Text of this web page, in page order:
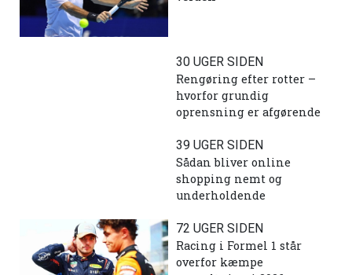
30 UGER SIDEN
Rengøring efter rotter –
hvorfor grundig
oprensning er afgørende
39 UGER SIDEN
Sådan bliver online
shopping nemt og
underholdende
72 UGER SIDEN
Racing i Formel 1 står
overfor kæmpe